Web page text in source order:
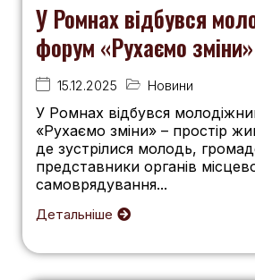
У Ромнах відбувся
форум «Рухаємо зміни»
15.12.2025 Новини
У Ромнах відбувся
«Рухаємо зміни» – простір
де зустрілися молодь,
представники органів
самоврядування...
Детальніше